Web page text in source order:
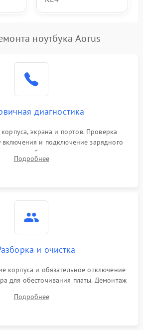
ноутбука Aorus
диагностика
экрана и портов. Проверка
включения и подключение зарядного
потребления тока с помощью
питания для локализации проблемы.
Подробнее
и очистка
корпуса и обязательное отключение
для обесточивания платы. Демонтаж
с кристаллов чипов.
Подробнее